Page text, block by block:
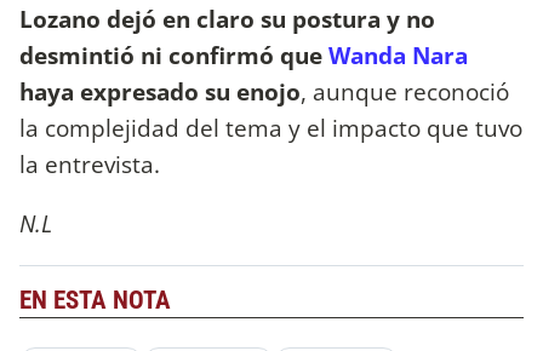
Lozano dejó en claro su postura y no
desmintió ni confirmó queWanda Nara
haya expresado su enojo, aunque reconoció
la complejidad del tema y el impacto que tuvo
la entrevista.
N.L
EN ESTA NOTA